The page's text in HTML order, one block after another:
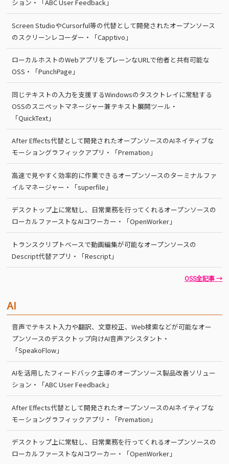
ション・「ABC User Feedback」
Screen StudioやCursorful等の代替として開発されたオープンソース
のスクリーンレコーダー・「Capptivo」
ローカルホストのWebアプリをプレーンなURLで他者と共有可能な
OSS・「PunchPage」
同じテキストの入力を支援するWindowsのタスクトレイに常駐する
OSSのスニペットマネージャー兼テキスト展開ツール・
「QuickText」
After Effects代替として開発されたオープンソースのAIネイティブな
モーショングラフィックアプリ・「Premation」
高速で見やすく効率的に作業できるオープンソースのターミナルファ
イルマネージャー・「superfile」
デスクトップ上に常駐し、日常業務を行ってくれるオープンソースの
ローカルファーストなAIコワーカー・「OpenWorker」
トランスクリプトベースで動画編集が可能なオープンソースの
Descript代替アプリ・「Rescript」
OSS全記事 →
AI
音声でテキスト入力や翻訳、文章校正、Web検索などが可能なオー
プンソースのデスクトップ向けAI音声アシスタント・
「SpeakoFlow」
AIを活用したフィードバック主導のオープンソース製品改善ソリュー
ション・「ABC User Feedback」
After Effects代替として開発されたオープンソースのAIネイティブな
モーショングラフィックアプリ・「Premation」
デスクトップ上に常駐し、日常業務を行ってくれるオープンソースの
ローカルファーストなAIコワーカー・「OpenWorker」